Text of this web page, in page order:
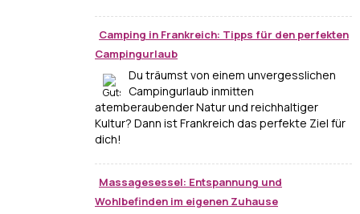
Camping in Frankreich: Tipps für den perfekten
Campingurlaub
Du träumst von einem unvergesslichen
Campingurlaub inmitten
atemberaubender Natur und reichhaltiger
Kultur? Dann ist Frankreich das perfekte Ziel für
dich!
Massagesessel: Entspannung und
Wohlbefinden im eigenen Zuhause